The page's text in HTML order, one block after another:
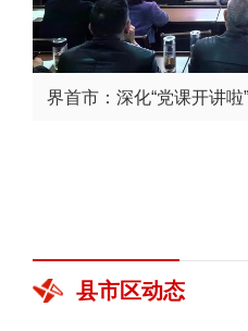
界首市：深化“党课开讲啦
县市区动态